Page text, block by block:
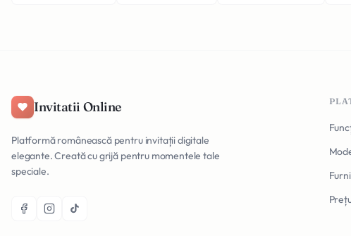
Invitatii Online
Platformă românească pentru invitații digitale
elegante. Creată cu grijă pentru momentele tale
speciale.